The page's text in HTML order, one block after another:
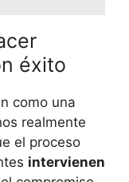
éxito
como una
realmente
el proceso
intervienen